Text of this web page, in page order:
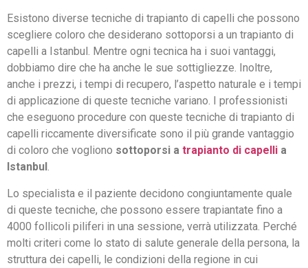
Esistono diverse tecniche di trapianto di capelli che possono
scegliere coloro che desiderano sottoporsi a un trapianto di
capelli a Istanbul. Mentre ogni tecnica ha i suoi vantaggi,
dobbiamo dire che ha anche le sue sottigliezze. Inoltre,
anche i prezzi, i tempi di recupero, l’aspetto naturale e i tempi
di applicazione di queste tecniche variano. I professionisti
che eseguono procedure con queste tecniche di trapianto di
capelli riccamente diversificate sono il più grande vantaggio
di coloro che vogliono sottoporsi a trapianto di capelli a
Istanbul .
Lo specialista e il paziente decidono congiuntamente quale
di queste tecniche, che possono essere trapiantate fino a
4000 follicoli piliferi in una sessione, verrà utilizzata. Perché
molti criteri come lo stato di salute generale della persona, la
struttura dei capelli, le condizioni della regione in cui